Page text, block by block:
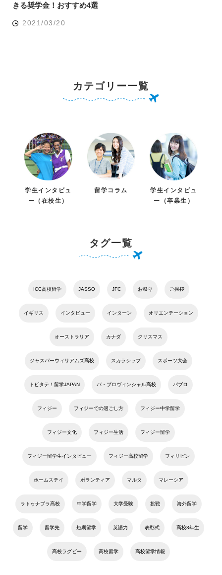
きる奨学金！おすすめ4選
2021/03/20
カテゴリー一覧
学生インタビュ
ー（在校生）
留学コラム
学生インタビュ
ー（卒業生）
タグ一覧
ICC高校留学 JASSO JFC お祭り ご挨拶
イギリス インタビュー インターン オリエンテーション
オーストラリア カナダ クリスマス
ジャスパーウィリアムズ高校 スカラシップ スポーツ大会
トビタテ！留学JAPAN バ・プロヴィンシャル高校 パブロ
フィジー フィジーでの過ごし方 フィジー中学留学
フィジー文化 フィジー生活 フィジー留学
フィジー留学生インタビュー フィジー高校留学 フィリピン
ホームステイ ボランティア マルタ マレーシア
ラトゥナブラ高校 中学留学 大学受験 挑戦 海外留学
留学 留学先 短期留学 英語力 表彰式 高校3年生
高校ラグビー 高校留学 高校留学情報